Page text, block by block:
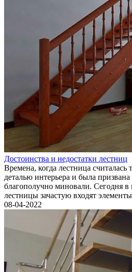
Достоинства и недостатки лестниц
Времена, когда лестница
деталью интерьера и была
благополучно миновали. Сегодня
лестницы зачастую входят
08-04-2022